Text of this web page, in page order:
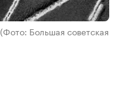
(Фото: Большая советская